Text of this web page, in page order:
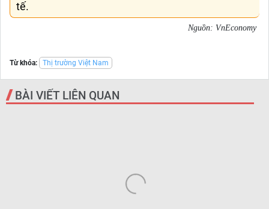
tế.
Nguồn: VnEconomy
Từ khóa: Thị trường Việt Nam
BÀI VIẾT LIÊN QUAN